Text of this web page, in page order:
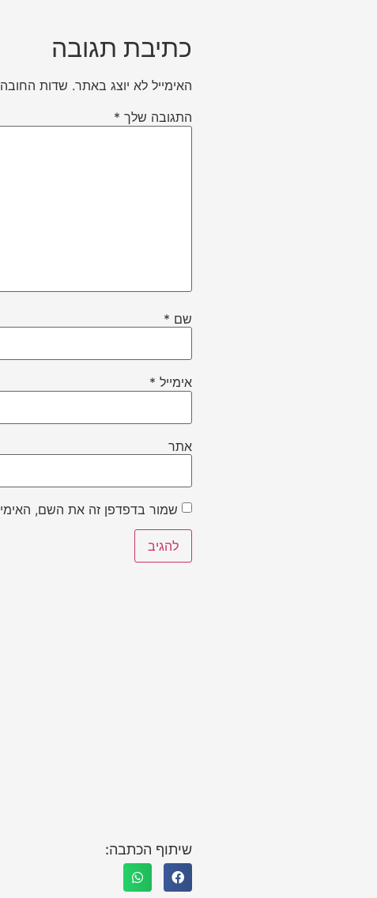
כתיבת תגובה
האימייל לא יוצג באתר. שדות
התגובה שלך *
שם *
אימייל *
אתר
שמור בדפדפן זה את השם,
שיתוף הכתבה: